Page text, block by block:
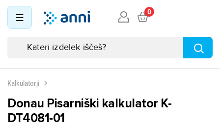
0
Kalkulatorji
Donau Pisarniški kalkulator K-
DT4081-01